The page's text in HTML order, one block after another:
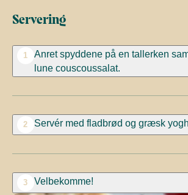
Servering
1
Anret spyddene på en tallerken
lune couscoussalat.
2 Servér med fladbrød og græsk
3 Velbekomme!